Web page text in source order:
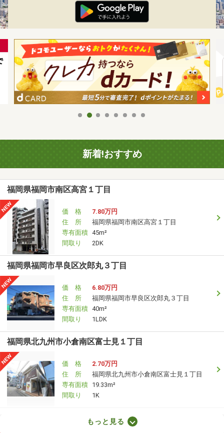
新着!おすすめ
福岡県福岡市南区高宮１丁目
価 格
7.80万円
住 所
福岡県福岡市南区高宮１丁目
専有面積 45m²
間取り
2DK
福岡県福岡市早良区次郎丸３丁目
価 格
6.80万円
住 所
福岡県福岡市早良区次郎丸３丁目
専有面積 40m²
間取り
1LDK
福岡県北九州市小倉南区富士見１丁目
価 格
2.70万円
住 所
福岡県北九州市小倉南区富士見１丁目
専有面積 19.33m²
間取り
1K
福岡県久留米市南薫西町もっと見る